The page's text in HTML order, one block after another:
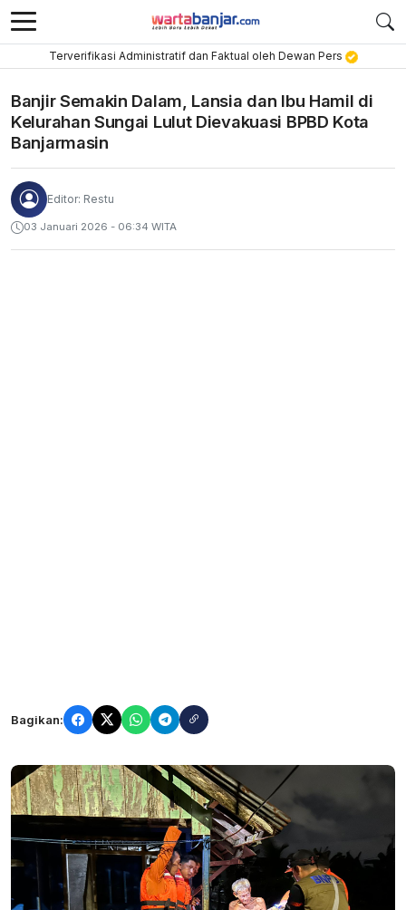
Terverifikasi Administratif dan Faktual oleh Dewan Pers
Banjir Semakin Dalam, Lansia dan Ibu Hamil di
Kelurahan Sungai Lulut Dievakuasi BPBD Kota
Banjarmasin
Editor: Restu
03 Januari 2026 - 06:34 WITA
Bagikan: